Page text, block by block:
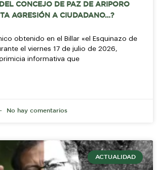
CONCEJO DE PAZ DE ARIPORO
AGRESIÓN A CIUDADANO…?
obtenido en el Billar «el Esquinazo de
el viernes 17 de julio de 2026,
informativa que
No hay comentarios
ACTUALIDAD